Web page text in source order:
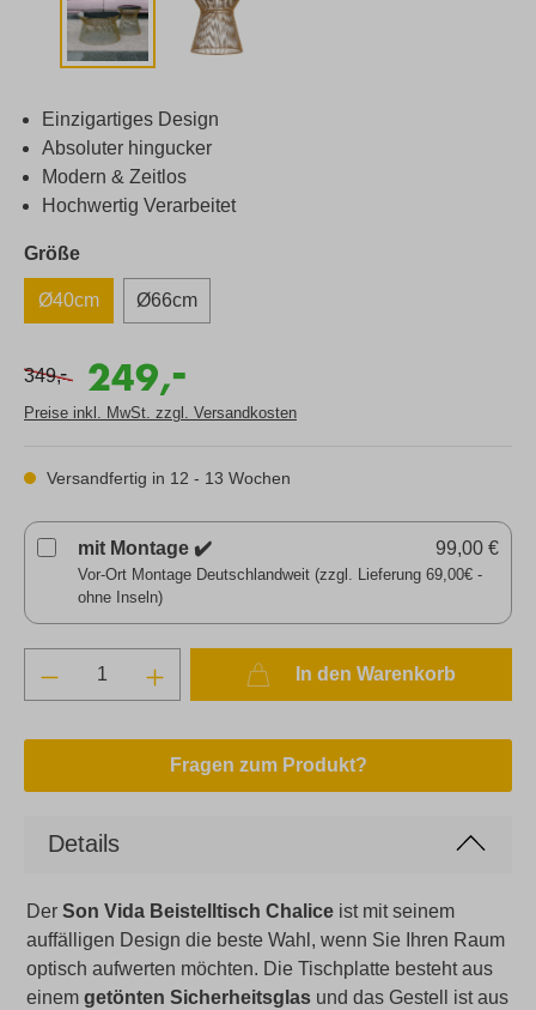
Einzigartiges Design
Absoluter hingucker
Modern & Zeitlos
Hochwertig Verarbeitet
Größe
Ø40cm Ø66cm
349,- 249,
-
Preise inkl. MwSt. zzgl. Versandkosten
Versandfertig in 12 - 13 Wochen
mit Montage ✔️
Vor-Ort Montage Deutschlandweit (zzgl. Lieferung 69,00€ -
ohne Inseln)
99,00 €
In den Warenkorb
Fragen zum Produkt?
Details
Der Son Vida Beistelltisch Chalice ist mit seinem
auffälligen Design die beste Wahl, wenn Sie Ihren Raum
optisch aufwerten möchten. Die Tischplatte besteht aus
einem getönten Sicherheitsglas und das Gestell ist aus